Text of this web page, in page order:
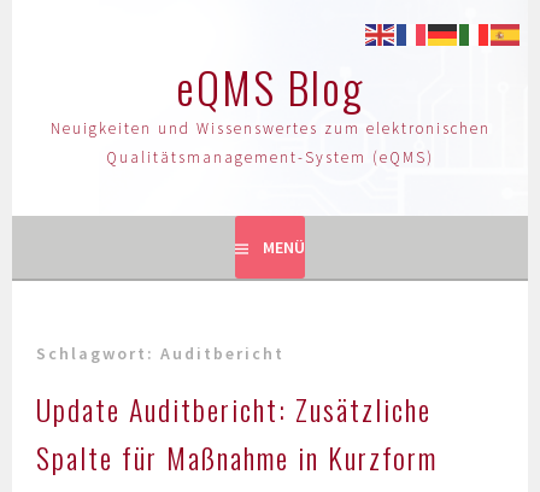
eQMS Blog
Neuigkeiten und Wissenswertes zum elektronischen
Qualitätsmanagement-System (eQMS)
MENÜ
Schlagwort:Auditbericht
Update Auditbericht: Zusätzliche
Spalte für Maßnahme in Kurzform